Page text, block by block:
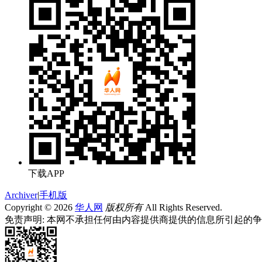
下载APP
Archiver|手机版
Copyright © 2026 华人网 版权所有All Rights Reserved.
免责声明: 本网不承担任何由内容提供商提供的信息所引起的争